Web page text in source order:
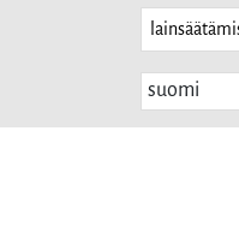
suomi